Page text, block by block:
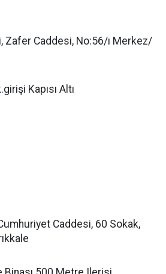
Zafer Caddesi, No:56/ı Merkez/
Kapısı Altı
Caddesi, 60 Sokak,